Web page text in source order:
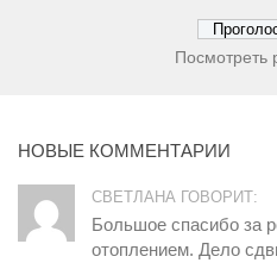
Посмотреть
НОВЫЕ КОММЕНТАРИИ
СВЕТЛАНА ГОВОРИТ:
Большое спасибо за
отоплением. Дело